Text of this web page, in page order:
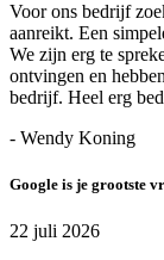
Voor ons bedrijf
aanreikt. Een
We zijn erg te
ontvingen en
bedrijf. Heel erg
- Wendy Koning
Google is je grootste
22 juli 2026